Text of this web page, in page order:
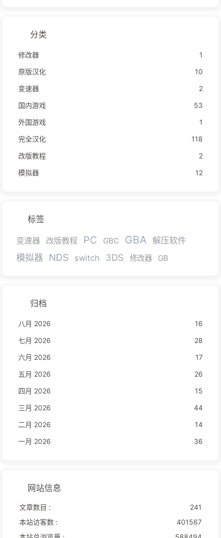
分类
修改器
1
原版汉化
10
变速器
2
国内游戏
53
外国游戏
1
完全汉化
118
改版教程
2
模拟器
12
标签
变速器 改版教程 PC GBC GBA 解压软件
模拟器 NDS switch 3DS 修改器 GB
归档
八月 2026
16
七月 2026
28
六月 2026
17
五月 2026
26
四月 2026
15
三月 2026
44
二月 2026
14
一月 2026
36
网站信息
文章数目 :
241
本站访客数 :
401567